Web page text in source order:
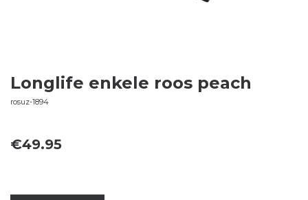
Longlife enkele roos peach
rosuz-1894
€49.95